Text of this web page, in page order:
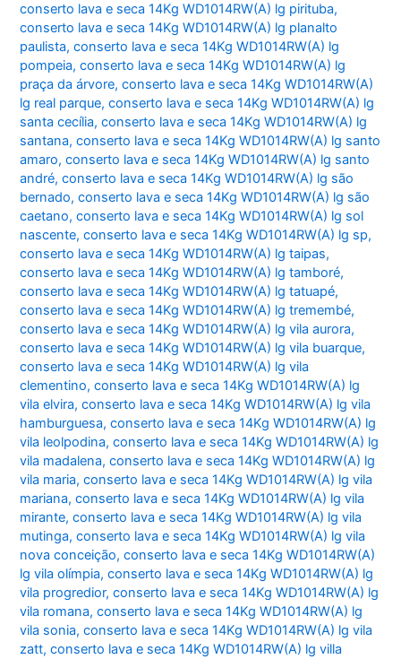
conserto lava e seca 14Kg WD1014RW(A) lg pirituba,
conserto lava e seca 14Kg WD1014RW(A) lg planalto
paulista,conserto lava e seca 14Kg WD1014RW(A) lg
pompeia,conserto lava e seca 14Kg WD1014RW(A) lg
praça da árvore,conserto lava e seca 14Kg WD1014RW(A)
lg real parque,conserto lava e seca 14Kg WD1014RW(A) lg
santa cecília,conserto lava e seca 14Kg WD1014RW(A) lg
santana,conserto lava e seca 14Kg WD1014RW(A) lg santo
amaro,conserto lava e seca 14Kg WD1014RW(A) lg santo
andré,conserto lava e seca 14Kg WD1014RW(A) lg são
bernado,conserto lava e seca 14Kg WD1014RW(A) lg são
caetano,conserto lava e seca 14Kg WD1014RW(A) lg sol
nascente,conserto lava e seca 14Kg WD1014RW(A) lg sp,
conserto lava e seca 14Kg WD1014RW(A) lg taipas,
conserto lava e seca 14Kg WD1014RW(A) lg tamboré,
conserto lava e seca 14Kg WD1014RW(A) lg tatuapé,
conserto lava e seca 14Kg WD1014RW(A) lg tremembé,
conserto lava e seca 14Kg WD1014RW(A) lg vila aurora,
conserto lava e seca 14Kg WD1014RW(A) lg vila buarque,
conserto lava e seca 14Kg WD1014RW(A) lg vila
clementino,conserto lava e seca 14Kg WD1014RW(A) lg
vila elvira,conserto lava e seca 14Kg WD1014RW(A) lg vila
hamburguesa,conserto lava e seca 14Kg WD1014RW(A) lg
vila leolpodina,conserto lava e seca 14Kg WD1014RW(A) lg
vila madalena,conserto lava e seca 14Kg WD1014RW(A) lg
vila maria,conserto lava e seca 14Kg WD1014RW(A) lg vila
mariana,conserto lava e seca 14Kg WD1014RW(A) lg vila
mirante,conserto lava e seca 14Kg WD1014RW(A) lg vila
mutinga,conserto lava e seca 14Kg WD1014RW(A) lg vila
nova conceição,conserto lava e seca 14Kg WD1014RW(A)
lg vila olímpia,conserto lava e seca 14Kg WD1014RW(A) lg
vila progredior,conserto lava e seca 14Kg WD1014RW(A) lg
vila romana,conserto lava e seca 14Kg WD1014RW(A) lg
vila sonia,conserto lava e seca 14Kg WD1014RW(A) lg vila
zatt,conserto lava e seca 14Kg WD1014RW(A) lg villa